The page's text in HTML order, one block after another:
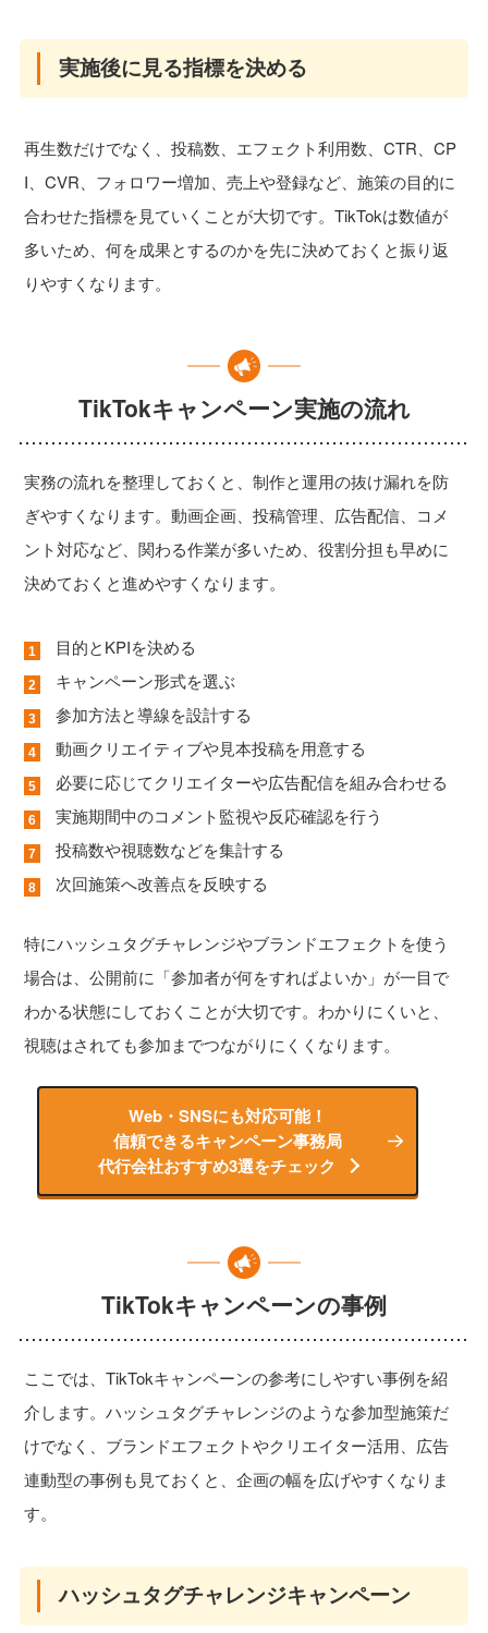
実施後に見る指標を決める
再生数だけでなく、投稿数、エフェクト利用数、CTR、CP
I、CVR、フォロワー増加、売上や登録など、施策の目的に
合わせた指標を見ていくことが大切です。TikTokは数値が
多いため、何を成果とするのかを先に決めておくと振り返
りやすくなります。
TikTokキャンペーン実施の流れ
実務の流れを整理しておくと、制作と運用の抜け漏れを防
ぎやすくなります。動画企画、投稿管理、広告配信、コメ
ント対応など、関わる作業が多いため、役割分担も早めに
決めておくと進めやすくなります。
目的とKPIを決める
キャンペーン形式を選ぶ
参加方法と導線を設計する
動画クリエイティブや見本投稿を用意する
必要に応じてクリエイターや広告配信を組み合わせる
実施期間中のコメント監視や反応確認を行う
投稿数や視聴数などを集計する
次回施策へ改善点を反映する
特にハッシュタグチャレンジやブランドエフェクトを使う
場合は、公開前に「参加者が何をすればよいか」が一目で
わかる状態にしておくことが大切です。わかりにくいと、
視聴はされても参加までつながりにくくなります。
Web・SNSにも対応可能！
信頼できるキャンペーン事務局
代行会社おすすめ3選をチェック
TikTokキャンペーンの事例
ここでは、TikTokキャンペーンの参考にしやすい事例を紹
介します。ハッシュタグチャレンジのような参加型施策だ
けでなく、ブランドエフェクトやクリエイター活用、広告
連動型の事例も見ておくと、企画の幅を広げやすくなりま
す。
ハッシュタグチャレンジキャンペーン